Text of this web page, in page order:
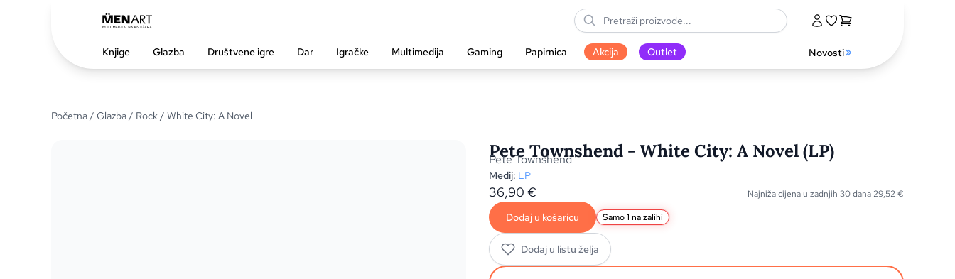
Knjige Glazba Društvene igre Dar Igračke Multimedija Gaming Papirnica Akcija Outlet Novosti
Početna/ Glazba/ Rock/ White City: A Novel
Pete Townshend - White City: A Novel (LP)
Pete Townshend
Medij: LP
36,90 € Najniža cijena u zadnjih 30 dana 29,52€
Dodaj u košaricu Samo 1 na zalihi
Dodaj u listu želja